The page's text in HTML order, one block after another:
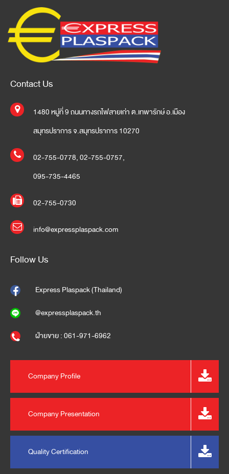
Contact Us
1480 หมู่ที่ 9 ถนนทางรถไฟสายเก่า ต.เทพารักษ์ อ.เมือง
สมุทรปราการ จ.สมุทรปราการ 10270
02-755-0778,02-755-0757,
095-735-4465
02-755-0730
info@expressplaspack.com
Follow Us
Express Plaspack (Thailand)
@expressplaspack.th
ฝ่ายขาย : 061-971-6962
Company Profile
Company Presentation
Quality Certification